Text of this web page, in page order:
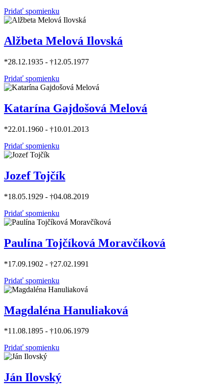
Pridať spomienku
Alžbeta Melová Ilovská
*28.12.1935 - †12.05.1977
Pridať spomienku
Katarína Gajdošová Melová
*22.01.1960 - †10.01.2013
Pridať spomienku
Jozef Tojčík
*18.05.1929 - †04.08.2019
Pridať spomienku
Paulína Tojčíková Moravčíková
*17.09.1902 - †27.02.1991
Pridať spomienku
Magdaléna Hanuliaková
*11.08.1895 - †10.06.1979
Pridať spomienku
Ján Ilovský